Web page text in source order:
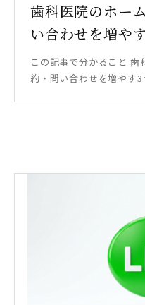
歯科医院のホー
い合わせを増や
この記事で分かること 歯
約・問い合わせを増やす